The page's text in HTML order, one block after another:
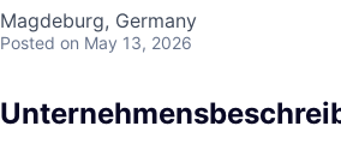
Magdeburg, Germany
Posted on May 13, 2026